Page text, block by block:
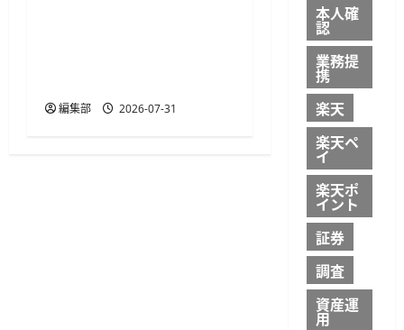
編集部 2026-07-31
本人確
認
業務提
携
楽天
楽天ペ
イ
楽天ポ
イント
証券
調査
資産運
用